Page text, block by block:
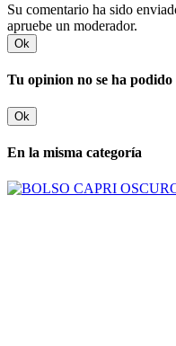
Su comentario ha sido
apruebe un moderador.
Ok
Tu opinion no se ha
Ok
En la misma categoría